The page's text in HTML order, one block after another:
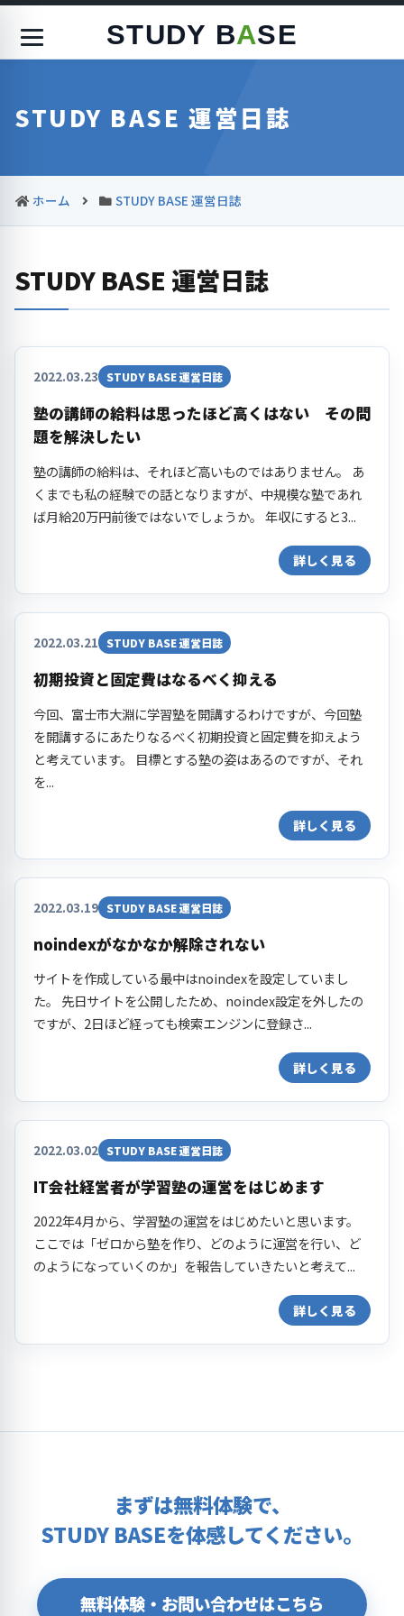
STUDY BASE
STUDY BASE 運営日誌
ホーム STUDY BASE 運営日誌
STUDY BASE 運営日誌
2022.03.23 STUDY BASE 運営日誌
塾の講師の給料は思ったほど高くはない その問
題を解決したい
塾の講師の給料は、それほど高いものではありません。 あ
くまでも私の経験での話となりますが、中規模な塾であれ
ば月給20万円前後ではないでしょうか。 年収にすると3...
詳しく見る
2022.03.21 STUDY BASE 運営日誌
初期投資と固定費はなるべく抑える
今回、富士市大淵に学習塾を開講するわけですが、今回塾
を開講するにあたりなるべく初期投資と固定費を抑えよう
と考えています。 目標とする塾の姿はあるのですが、それ
を...
詳しく見る
2022.03.19 STUDY BASE 運営日誌
noindexがなかなか解除されない
サイトを作成している最中はnoindexを設定していまし
た。 先日サイトを公開したため、noindex設定を外したの
ですが、2日ほど経っても検索エンジンに登録さ...
詳しく見る
2022.03.02 STUDY BASE 運営日誌
IT会社経営者が学習塾の運営をはじめます
2022年4月から、学習塾の運営をはじめたいと思います。
ここでは「ゼロから塾を作り、どのように運営を行い、ど
のようになっていくのか」を報告していきたいと考えて...
詳しく見る
まずは無料体験で、
STUDY BASEを体感してください。
無料体験・お問い合わせはこちら